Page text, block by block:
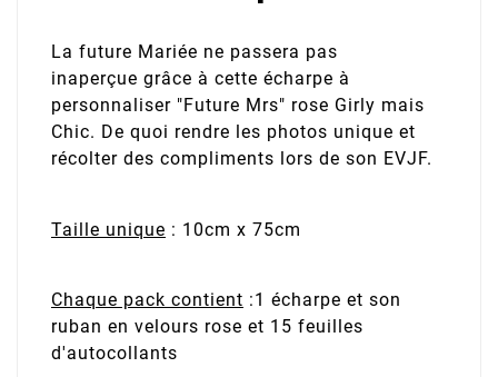
La future Mariée ne passera pas
inaperçue grâce à cette écharpe à
personnaliser "Future Mrs" rose Girly mais
Chic. De quoi rendre les photos unique et
récolter des compliments lors de son EVJF.
Taille unique : 10cm x 75cm
Chaque pack contient :1 écharpe et son
ruban en velours rose et 15 feuilles
d'autocollants